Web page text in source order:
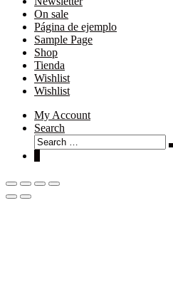
On sale
Página de ejemplo
Sample Page
Shop
Tienda
Wishlist
Wishlist
My Account
Search
Search
for: